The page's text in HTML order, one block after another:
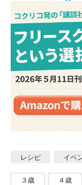
レシピ イベ
３歳 ４歳